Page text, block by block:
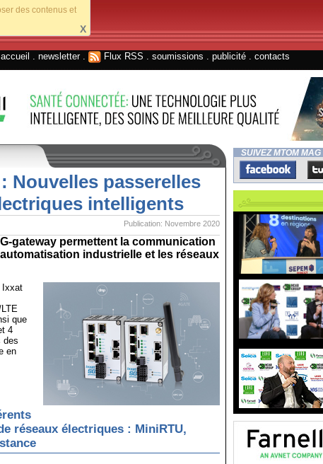
des contenus et
X
accueil newsletter. Flux RSS soumissions publicité contacts
Nouvelles passerelles
intelligents
Publication: Novembre 2020
gateway permettent la communication
industrielle et les réseaux
Ixxat
que
4
des
en
réseaux électriques : MiniRTU,
SUIVEZ MTOM